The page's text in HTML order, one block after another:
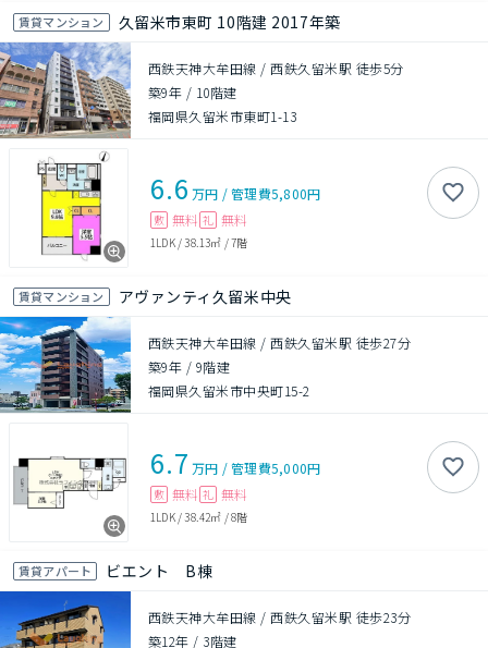
賃貸マンション 久留米市東町 10階建 2017年築
西鉄天神大牟田線 / 西鉄久留米駅 徒歩5分
築9年 / 10階建
福岡県久留米市東町1-13
6.6 万円 /管理費5,800円
敷 無料 礼 無料
1LDK/38.13㎡ /7階
賃貸マンション アヴァンティ久留米中央
西鉄天神大牟田線 / 西鉄久留米駅 徒歩27分
築9年 / 9階建
福岡県久留米市中央町15-2
6.7 万円 /管理費5,000円
敷 無料 礼 無料
1LDK/38.42㎡ /8階
賃貸アパート ビエント B棟
西鉄天神大牟田線 / 西鉄久留米駅 徒歩23分
築12年 / 3階建